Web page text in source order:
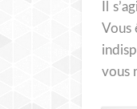
Il
Vous
vous